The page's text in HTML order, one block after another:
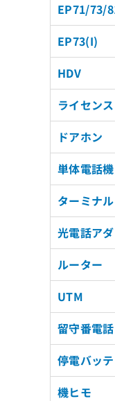
EP71/73/
EP73(I)
HDV
ライセンス
ドアホン
単体電話機
ターミナ
光電話ア
ルーター
UTM
留守番電話
停電バッ
機ヒモ